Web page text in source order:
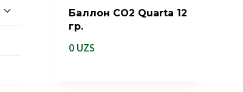
Баллон CO2 Quarta 12
гр.
0 UZS
Переключить
дочернее